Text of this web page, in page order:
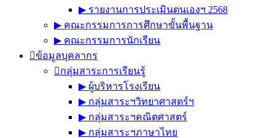
▶︎ รายงานการประเมินตนเองฯ 2568
▶︎ คณะกรรมการการศึกษาขั้นพื้นฐาน
▶︎ คณะกรรมการนักเรียน
ข้อมูลบุคลากร
กลุ่มสาระการเรียนรู้
▶︎ ผู้บริหารโรงเรียน
▶︎ กลุ่มสาระฯวิทยาศาสตร์ฯ
▶︎ กลุ่มสาระฯคณิตศาสตร์
▶︎ กลุ่มสาระฯภาษาไทย